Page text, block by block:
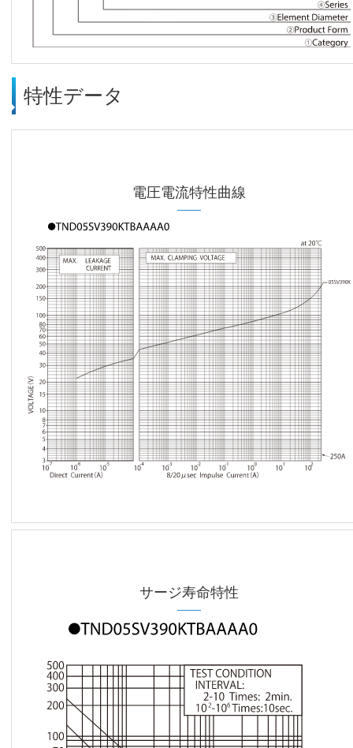
特性データ
電圧電流特性曲線
サージ寿命特性